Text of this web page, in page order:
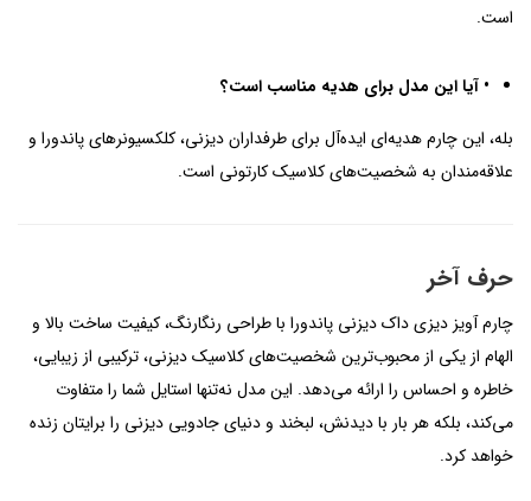
است.
• آیا این مدل برای هدیه مناسب است؟
بله، این چارم هدیه‌ای ایده‌آل برای طرفداران دیزنی، کلکسیونرهای پاندورا و
علاقه‌مندان به شخصیت‌های کلاسیک کارتونی است.
حرف آخر
چارم آویز دیزی داک دیزنی پاندورا با طراحی رنگارنگ، کیفیت ساخت بالا و
الهام از یکی از محبوب‌ترین شخصیت‌های کلاسیک دیزنی، ترکیبی از زیبایی،
خاطره و احساس را ارائه می‌دهد. این مدل نه‌تنها استایل شما را متفاوت
می‌کند، بلکه هر بار با دیدنش، لبخند و دنیای جادویی دیزنی را برایتان زنده
خواهد کرد.